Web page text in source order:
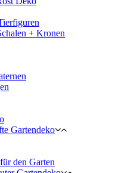
+ Kronen
Gartendeko
den Garten